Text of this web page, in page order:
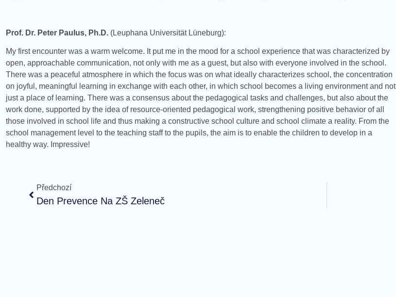
Prof. Dr. Peter Paulus, Ph.D. (Leuphana Universität Lüneburg):
My first encounter was a warm welcome. It put me in the mood for a school experience that was characterized by
open, approachable communication, not only with me as a guest, but also with everyone involved in the school.
There was a peaceful atmosphere in which the focus was on what ideally characterizes school, the concentration
on joyful, meaningful learning in exchange with each other, in which school becomes a living environment and not
just a place of learning. There was a consensus about the pedagogical tasks and challenges, but also about the
work done, supported by the idea of resource-oriented pedagogical work, strengthening positive behavior of all
those involved in school life and thus making a constructive school culture and school climate a reality. From the
school management level to the teaching staff to the pupils, the aim is to enable the children to develop in a
healthy way. Impressive!
Předchozí
Den Prevence Na ZŠ Zeleneč